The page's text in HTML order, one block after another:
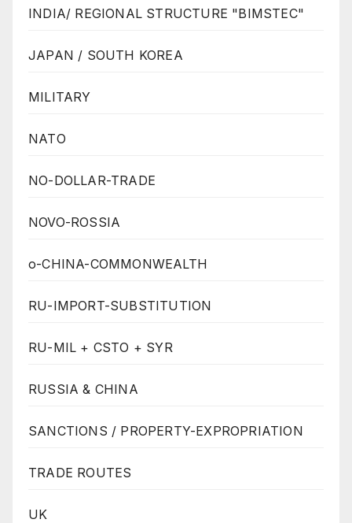
INDIA/ REGIONAL STRUCTURE "BIMSTEC"
JAPAN / SOUTH KOREA
MILITARY
NATO
NO-DOLLAR-TRADE
NOVO-ROSSIA
o-CHINA-COMMONWEALTH
RU-IMPORT-SUBSTITUTION
RU-MIL + CSTO + SYR
RUSSIA & CHINA
SANCTIONS / PROPERTY-EXPROPRIATION
TRADE ROUTES
UK